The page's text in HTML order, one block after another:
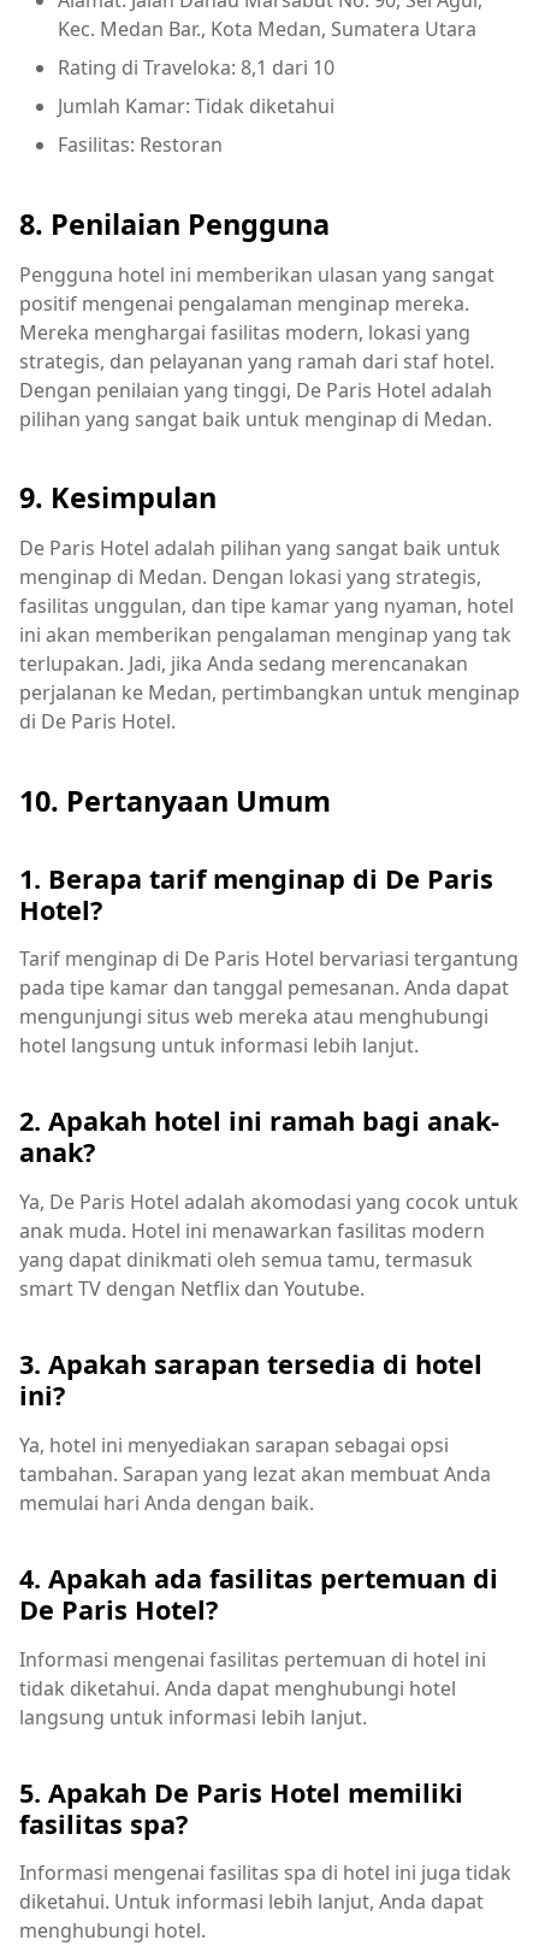
Kec. Medan Bar., Kota Medan, Sumatera Utara
Rating di Traveloka: 8,1 dari 10
Jumlah Kamar: Tidak diketahui
Fasilitas: Restoran
8. Penilaian Pengguna
Pengguna hotel ini memberikan ulasan yang sangat
positif mengenai pengalaman menginap mereka.
Mereka menghargai fasilitas modern, lokasi yang
strategis, dan pelayanan yang ramah dari staf hotel.
Dengan penilaian yang tinggi, De Paris Hotel adalah
pilihan yang sangat baik untuk menginap di Medan.
9. Kesimpulan
De Paris Hotel adalah pilihan yang sangat baik untuk
menginap di Medan. Dengan lokasi yang strategis,
fasilitas unggulan, dan tipe kamar yang nyaman, hotel
ini akan memberikan pengalaman menginap yang tak
terlupakan. Jadi, jika Anda sedang merencanakan
perjalanan ke Medan, pertimbangkan untuk menginap
di De Paris Hotel.
10. Pertanyaan Umum
1. Berapa tarif menginap di De Paris
Hotel?
Tarif menginap di De Paris Hotel bervariasi tergantung
pada tipe kamar dan tanggal pemesanan. Anda dapat
mengunjungi situs web mereka atau menghubungi
hotel langsung untuk informasi lebih lanjut.
2. Apakah hotel ini ramah bagi anak-
anak?
Ya, De Paris Hotel adalah akomodasi yang cocok untuk
anak muda. Hotel ini menawarkan fasilitas modern
yang dapat dinikmati oleh semua tamu, termasuk
smart TV dengan Netflix dan Youtube.
3. Apakah sarapan tersedia di hotel
ini?
Ya, hotel ini menyediakan sarapan sebagai opsi
tambahan. Sarapan yang lezat akan membuat Anda
memulai hari Anda dengan baik.
4. Apakah ada fasilitas pertemuan di
De Paris Hotel?
Informasi mengenai fasilitas pertemuan di hotel ini
tidak diketahui. Anda dapat menghubungi hotel
langsung untuk informasi lebih lanjut.
5. Apakah De Paris Hotel memiliki
fasilitas spa?
Informasi mengenai fasilitas spa di hotel ini juga tidak
diketahui. Untuk informasi lebih lanjut, Anda dapat
menghubungi hotel.